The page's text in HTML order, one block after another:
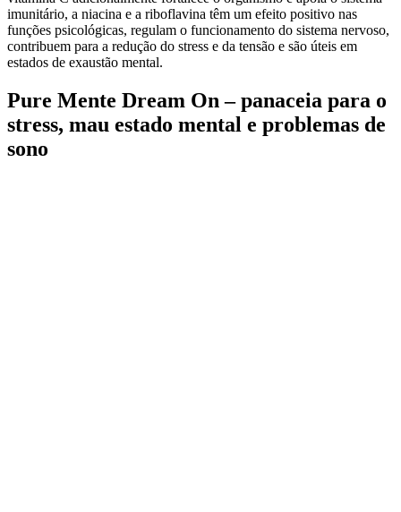
imunitário, a niacina e a riboflavina têm um efeito positivo nas
funções psicológicas, regulam o funcionamento do sistema nervoso,
contribuem para a redução do stress e da tensão e são úteis em
estados de exaustão mental.
Pure Mente Dream On – panaceia para o
stress, mau estado mental e problemas de
sono